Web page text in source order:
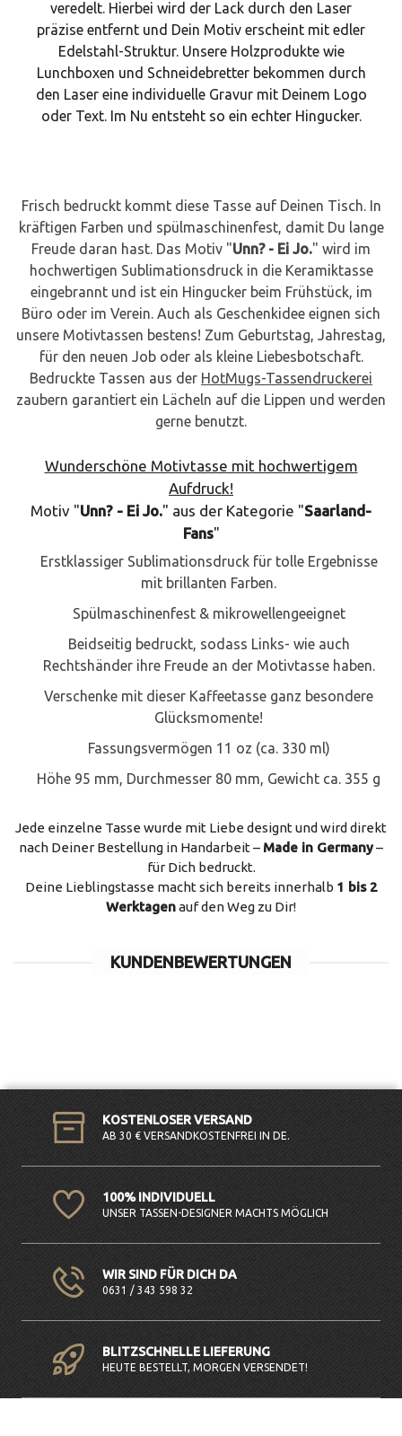
veredelt. Hierbei wird der Lack durch den Laser
präzise entfernt und Dein Motiv erscheint mit edler
Edelstahl-Struktur. Unsere Holzprodukte wie
Lunchboxen und Schneidebretter bekommen durch
den Laser eine individuelle Gravur mit Deinem Logo
oder Text. Im Nu entsteht so ein echter Hingucker.
Frisch bedruckt kommt diese Tasse auf Deinen Tisch. In
kräftigen Farben und spülmaschinenfest, damit Du lange
Freude daran hast. Das Motiv "Unn? - Ei Jo." wird im
hochwertigen Sublimationsdruck in die Keramiktasse
eingebrannt und ist ein Hingucker beim Frühstück, im
Büro oder im Verein. Auch als Geschenkidee eignen sich
unsere Motivtassen bestens! Zum Geburtstag, Jahrestag,
für den neuen Job oder als kleine Liebesbotschaft.
Bedruckte Tassen aus der HotMugs-Tassendruckerei
zaubern garantiert ein Lächeln auf die Lippen und werden
gerne benutzt.
Wunderschöne Motivtasse mit hochwertigem
Aufdruck!
Motiv "Unn? - Ei Jo." aus der Kategorie "Saarland-
Fans"
Erstklassiger Sublimationsdruck für tolle Ergebnisse
mit brillanten Farben.
Spülmaschinenfest & mikrowellengeeignet
Beidseitig bedruckt, sodass Links- wie auch
Rechtshänder ihre Freude an der Motivtasse haben.
Verschenke mit dieser Kaffeetasse ganz besondere
Glücksmomente!
Fassungsvermögen 11 oz (ca. 330 ml)
Höhe 95 mm, Durchmesser 80 mm, Gewicht ca. 355 g
Jede einzelne Tasse wurde mit Liebe designt und wird direkt
nach Deiner Bestellung in Handarbeit – Made in Germany–
für Dich bedruckt.
Deine Lieblingstasse macht sich bereits innerhalb 1 bis 2
Werktagenauf den Weg zu Dir!
KUNDENBEWERTUNGEN
KOSTENLOSER VERSAND
AB 30 € VERSANDKOSTENFREI IN DE.
100% INDIVIDUELL
UNSER TASSEN-DESIGNER MACHTS MÖGLICH
WIR SIND FÜR DICH DA
0631 / 343 598 32
BLITZSCHNELLE LIEFERUNG
HEUTE BESTELLT, MORGEN VERSENDET!